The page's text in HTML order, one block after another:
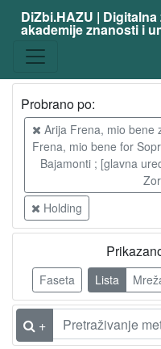
DiZbi.HAZU |
akademije znanosti i
Probrano po:
Arija Frena, mio bene
Frena, mio bene for
Bajamonti ; [glavna
Holding
Faseta Lista
+